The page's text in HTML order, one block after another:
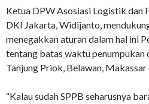
Ketua DPW Asosiasi Logistik dan
DKI Jakarta, Widijanto,
menegakkan aturan dalam hal ini
tentang batas waktu penumpukan
Tanjung Priok, Belawan, Makassar
“Kalau sudah SPPB seharusnya